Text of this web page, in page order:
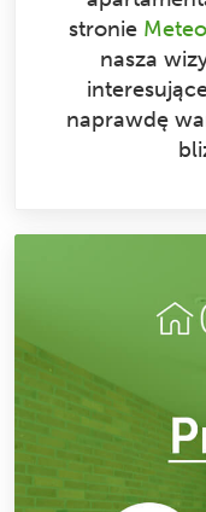
stronie
nasza
naprawdę